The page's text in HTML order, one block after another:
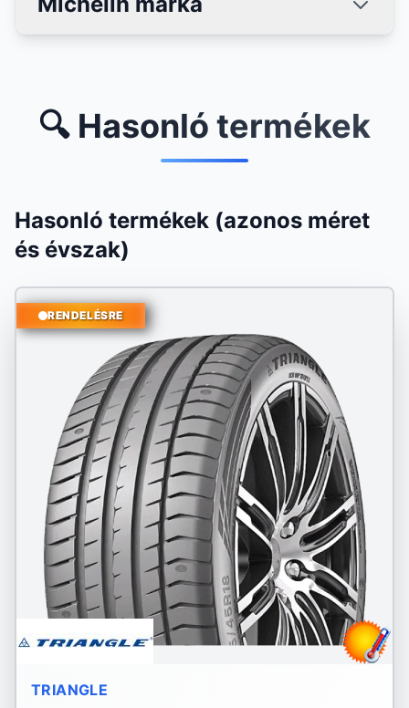
🔍 Hasonló termékek
Hasonló termékek (azonos méret
és évszak)
RENDELÉSRE
TRIANGLE